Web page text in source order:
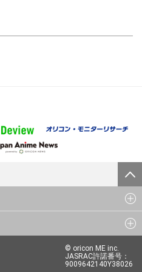
© oricon ME inc.
JASRAC許諾番号：
9009642140Y38026